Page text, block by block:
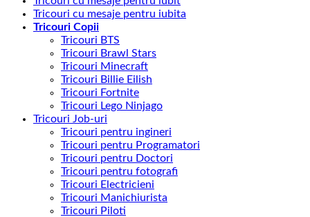
Tricouri cu mesaje pentru iubita
Tricouri Copii
Tricouri BTS
Tricouri Brawl Stars
Tricouri Minecraft
Tricouri Billie Eilish
Tricouri Fortnite
Tricouri Lego Ninjago
Tricouri Job-uri
Tricouri pentru ingineri
Tricouri pentru Programatori
Tricouri pentru Doctori
Tricouri pentru fotografi
Tricouri Electricieni
Tricouri Manichiurista
Tricouri Piloti